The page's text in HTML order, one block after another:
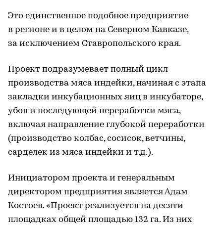
Это единственное подобное предприятие
в регионе и в целом на Северном Кавказе,
за исключением Ставропольского края.
Проект подразумевает полный цикл
производства мяса индейки, начиная с этапа
закладки инкубационных яиц в инкубаторе,
убоя и последующей переработки мяса,
включая направление глубокой переработки
(производство колбас, сосисок, ветчины,
сарделек из мяса индейки и т.д.).
Инициатором проекта и генеральным
директором предприятия является Адам
Костоев. «Проект реализуется на десяти
площадках общей площадью 132 га. Из них